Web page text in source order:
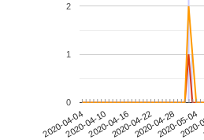
2020-04-042020-04-102020-04-162020-04-222020-04-282020-05-04
0
1
2